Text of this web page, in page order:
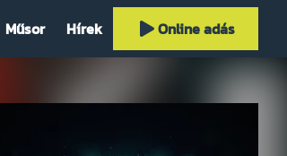
Műsor Hírek Online adás